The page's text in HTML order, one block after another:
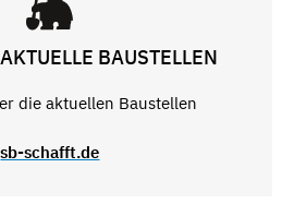
BAUSTELLEN
die aktuellen Baustellen
sb-schafft.de